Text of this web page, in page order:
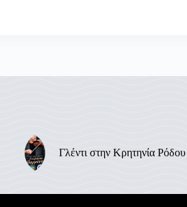
Γλέντι στην Κρητηνία Ρόδου